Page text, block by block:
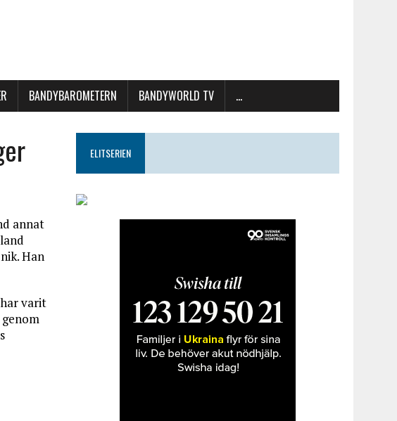
BANDYBAROMETERN BANDYWORLD TV …
annat
Han
varit
ELITSERIEN